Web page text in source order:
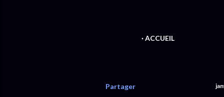
ACCUEIL
Partager